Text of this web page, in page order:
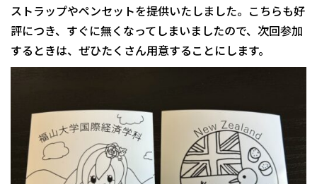
ストラップやペンセットを提供いたしました。こちらも好
評につき、すぐに無くなってしまいましたので、次回参加
するときは、ぜひたくさん用意することにします。